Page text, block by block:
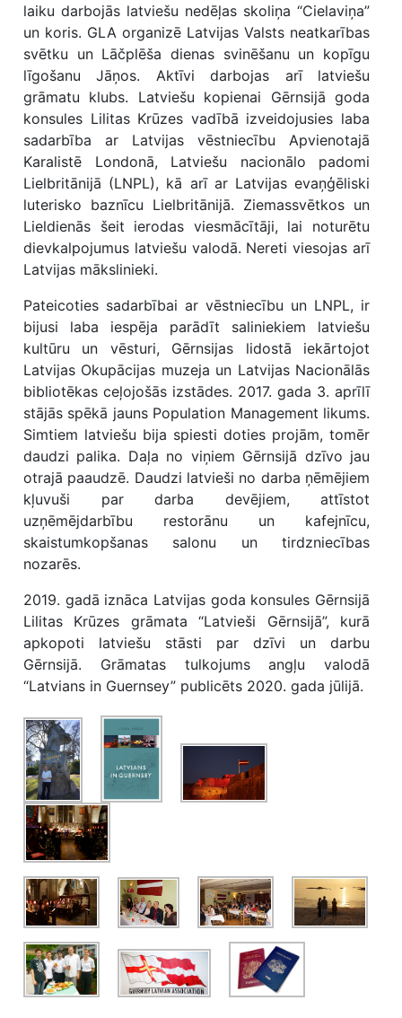
laiku darbojās latviešu nedēļas skoliņa “Cielaviņa”
un koris. GLA organizē Latvijas Valsts neatkarības
svētku un Lāčplēša dienas svinēšanu un kopīgu
līgošanu Jāņos. Aktīvi darbojas arī latviešu
grāmatu klubs. Latviešu kopienai Gērnsijā goda
konsules Lilitas Krūzes vadībā izveidojusies laba
sadarbība ar Latvijas vēstniecību Apvienotajā
Karalistē Londonā, Latviešu nacionālo padomi
Lielbritānijā (LNPL), kā arī ar Latvijas evaņģēliski
luterisko baznīcu Lielbritānijā. Ziemassvētkos un
Lieldienās šeit ierodas viesmācītāji, lai noturētu
dievkalpojumus latviešu valodā. Nereti viesojas arī
Latvijas mākslinieki.
Pateicoties sadarbībai ar vēstniecību un LNPL, ir
bijusi laba iespēja parādīt saliniekiem latviešu
kultūru un vēsturi, Gērnsijas lidostā iekārtojot
Latvijas Okupācijas muzeja un Latvijas Nacionālās
bibliotēkas ceļojošās izstādes. 2017. gada 3. aprīlī
stājās spēkā jauns Population Management likums.
Simtiem latviešu bija spiesti doties projām, tomēr
daudzi palika. Daļa no viņiem Gērnsijā dzīvo jau
otrajā paaudzē. Daudzi latvieši no darba ņēmējiem
kļuvuši par darba devējiem, attīstot
uzņēmējdarbību restorānu un kafejnīcu,
skaistumkopšanas salonu un tirdzniecības
nozarēs.
2019. gadā iznāca Latvijas goda konsules Gērnsijā
Lilitas Krūzes grāmata “Latvieši Gērnsijā”, kurā
apkopoti latviešu stāsti par dzīvi un darbu
Gērnsijā. Grāmatas tulkojums angļu valodā
“Latvians in Guernsey” publicēts 2020. gada jūlijā.